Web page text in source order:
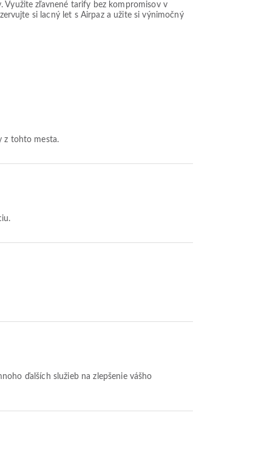
Využite zľavnené tarify bez kompromisov v
si lacný let s Airpaz a užite si výnimočný
z tohto mesta.
ďalších služieb na zlepšenie vášho